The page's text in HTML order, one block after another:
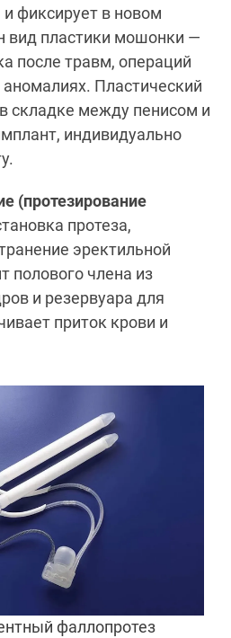
фиксирует в новом
вид пластики мошонки —
после травм, операций
Пластический
складке между пенисом и
индивидуально
(протезирование
протеза,
эректильной
полового члена из
и резервуара для
приток крови и
фаллопротез